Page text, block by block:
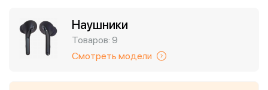
Наушники
Товаров: 9
Смотреть модели